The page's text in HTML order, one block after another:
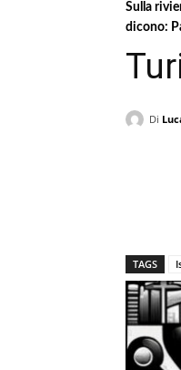
Sulla
dicono:
Di
TAGS